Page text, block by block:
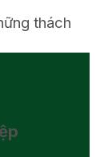
thách